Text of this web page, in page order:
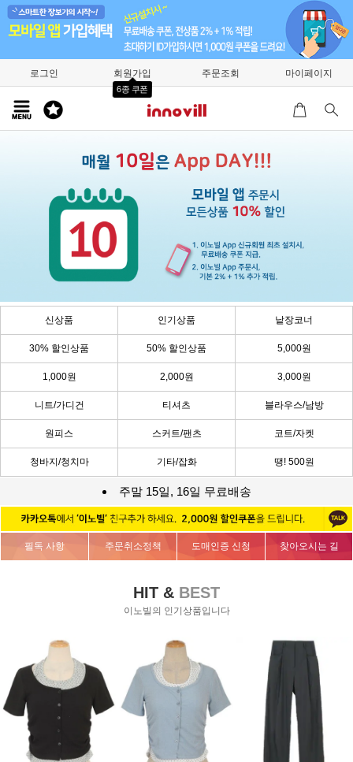
로그인 회원가입
6종 쿠폰
주문조회 마이페이지
신상품 인기상품 낱장코너
30% 할인상품 50% 할인상품 5,000원
1,000원 2,000원 3,000원
니트/가디건 티셔츠 블라우스/남방
원피스 스커트/팬츠 코트/자켓
청바지/청치마 기타/잡화 땡! 500원
주말 15일, 16일 무료배송
필독 사항 주문취소정책 도매인증 신청 찾아오시는 길
HIT & BEST
이노빌의 인기상품입니다